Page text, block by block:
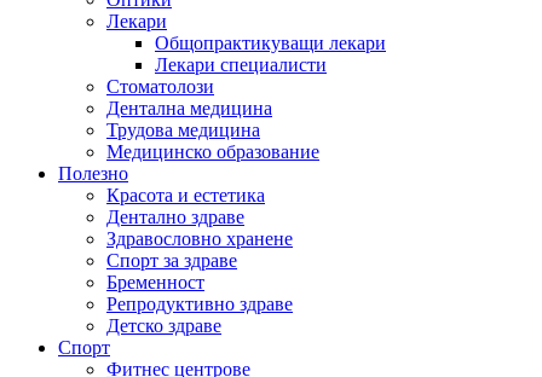
Лекари
Общопрактикуващи лекари
Лекари специалисти
Стоматолози
Дентална медицина
Трудова медицина
Медицинско образование
Полезно
Красота и естетика
Дентално здраве
Здравословно хранене
Спорт за здраве
Бременност
Репродуктивно здраве
Детско здраве
Спорт
Фитнес центрове